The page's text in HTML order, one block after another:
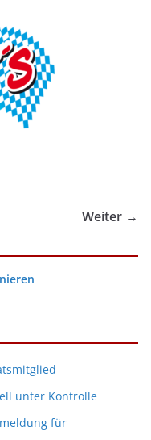
Weiter →
unter Kontrolle
für